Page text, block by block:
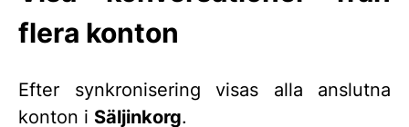
flera konton
Efter synkronisering visas alla anslutna
konton i Säljinkorg.